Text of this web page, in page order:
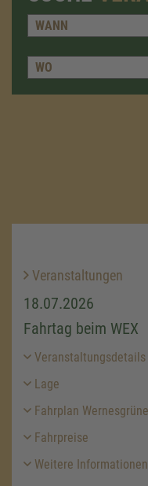
Veranstaltungen
18.07.2026
Fahrtag beim WEX
Veranstaltungsdetails
Lage
Fahrplan
Fahrpreise
Weitere